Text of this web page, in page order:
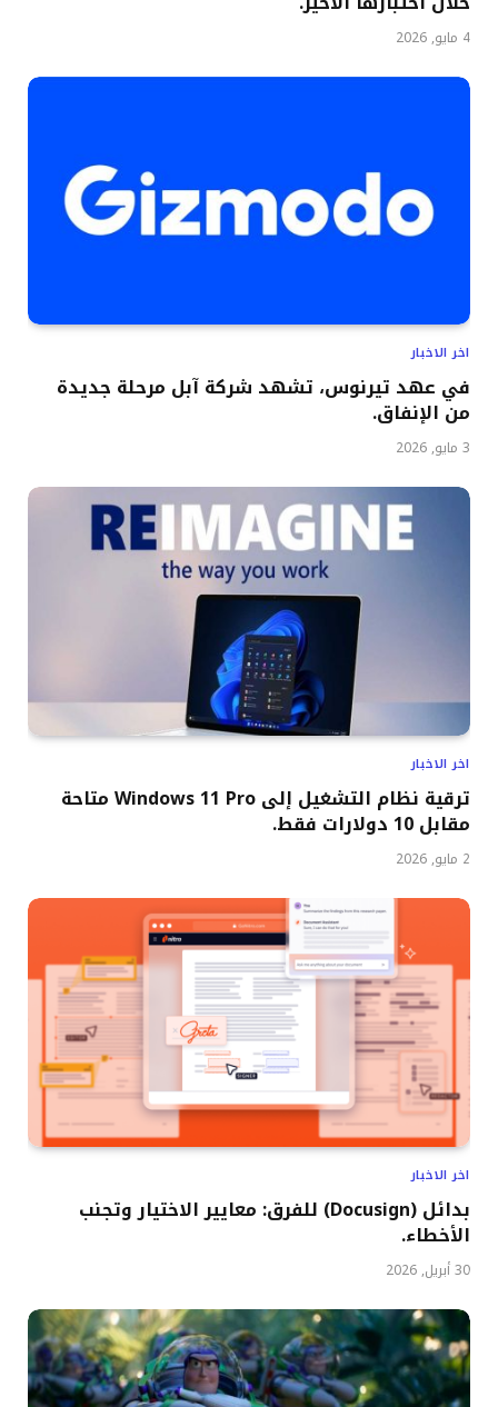
4 مايو, 2026
اخر الاخبار
في عهد تيرنوس، تشهد شركة آبل مرحلة جديدة
من الإنفاق.
3 مايو, 2026
اخر الاخبار
ترقية نظام التشغيل إلى Windows 11 Pro متاحة
مقابل 10 دولارات فقط.
2 مايو, 2026
اخر الاخبار
بدائل (Docusign) للفرق: معايير الاختيار وتجنب
الأخطاء.
30 أبريل, 2026